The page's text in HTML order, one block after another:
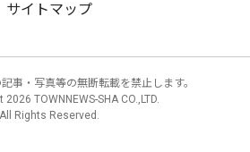
サイトマップ
事・写真等の無断転載を禁止します。
2026 TOWNNEWS-SHA CO.,LTD.
All Rights Reserved.